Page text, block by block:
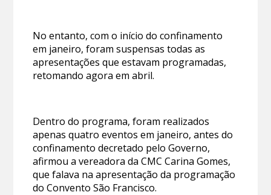
No entanto, com o início do confinamento
em janeiro, foram suspensas todas as
apresentações que estavam programadas,
retomando agora em abril.
Dentro do programa, foram realizados
apenas quatro eventos em janeiro, antes do
confinamento decretado pelo Governo,
afirmou a vereadora da CMC Carina Gomes,
que falava na apresentação da programação
do Convento São Francisco.